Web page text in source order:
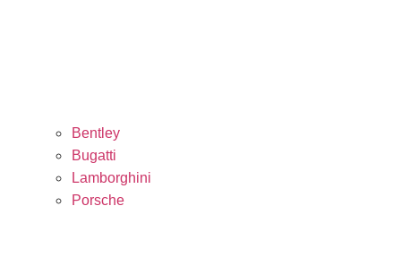
Bentley
Bugatti
Lamborghini
Porsche